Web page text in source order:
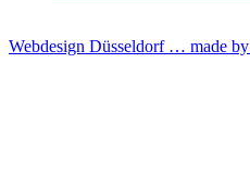
Webdesign Düsseldorf … made by